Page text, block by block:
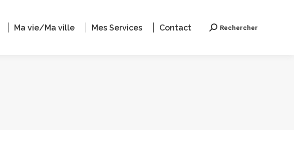
Ma vie/Ma ville Mes Services Contact Recherche
Rechercher